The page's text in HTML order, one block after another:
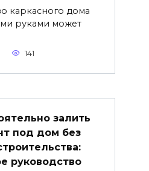
каркасного дома
руками может
141
залить
под дом без
руководство